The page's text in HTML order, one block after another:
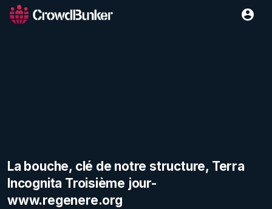
La bouche, clé de notre structure, Terra
Incognita Troisième jour-
www.regenere.org